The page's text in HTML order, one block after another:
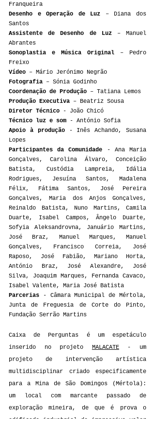
Franqueira
Desenho e Operação de Luz – Diana dos
Santos
Assistente de Desenho de Luz – Manuel
Abrantes
Sonoplastia e Música Original – Pedro
Freixo
Vídeo – Mário Jerónimo Negrão
Fotografia – Sónia Godinho
Coordenação de Produção – Tatiana Lemos
Produção Executiva – Beatriz Sousa
Diretor Técnico - João Chicó
Técnico luz e som - António Sofia
Apoio à produção - Inês Achando, Susana
Lopes
Participantes da Comunidade
- Ana Maria
Gonçalves, Carolina Álvaro, Conceição
Batista, Custódia Lampreia, Idália
Rodrigues, Jesuína Santos, Madalena
Félix, Fátima Santos, José Pereira
Gonçalves, Maria dos Anjos Gonçalves,
Reinaldo Batista, Nuno Martins, Camila
Duarte, Isabel Campos, Ângelo Duarte,
Sofyia Aleksandrovna, Januário Martins,
José Braz, Manuel Marques, Manuel
Gonçalves, Francisco Correia, José
Raposo, José Fabião, Mariano Horta,
António Braz, José Alexandre, José
Silva, Joaquim Marques, Fernanda Cavaco,
Isabel Valente, Maria José Batista
Parcerias
- Câmara Municipal de Mértola,
Junta de Freguesia de Corte do Pinto,
Fundação Serrão Martins
Caixa de Perguntas é um espetáculo
inserido no projeto MALACATE - um
projeto de intervenção artística
multidisciplinar criado especificamente
para a Mina de São Domingos (Mértola):
um local com marcante passado de
exploração mineira, de que é prova o
edificado industrial de impressivo valor